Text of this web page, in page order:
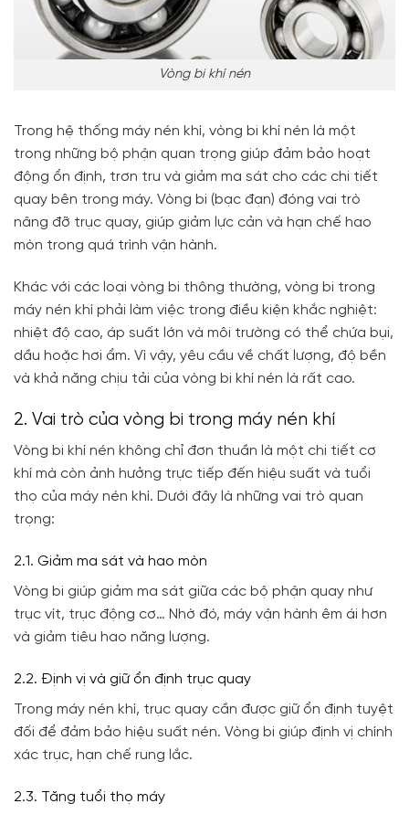
Vòng bi khí nén
Trong hệ thống máy nén khí, vòng bi khí nén là một
trong những bộ phận quan trọng giúp đảm bảo hoạt
động ổn định, trơn tru và giảm ma sát cho các chi tiết
quay bên trong máy. Vòng bi (bạc đạn) đóng vai trò
nâng đỡ trục quay, giúp giảm lực cản và hạn chế hao
mòn trong quá trình vận hành.
Khác với các loại vòng bi thông thường, vòng bi trong
máy nén khí phải làm việc trong điều kiện khắc nghiệt:
nhiệt độ cao, áp suất lớn và môi trường có thể chứa bụi,
dầu hoặc hơi ẩm. Vì vậy, yêu cầu về chất lượng, độ bền
và khả năng chịu tải của vòng bi khí nén là rất cao.
2. Vai trò của vòng bi trong máy nén khí
Vòng bi khí nén không chỉ đơn thuần là một chi tiết cơ
khí mà còn ảnh hưởng trực tiếp đến hiệu suất và tuổi
thọ của máy nén khí. Dưới đây là những vai trò quan
trọng:
2.1. Giảm ma sát và hao mòn
Vòng bi giúp giảm ma sát giữa các bộ phận quay như
trục vít, trục động cơ… Nhờ đó, máy vận hành êm ái hơn
và giảm tiêu hao năng lượng.
2.2. Định vị và giữ ổn định trục quay
Trong máy nén khí, trục quay cần được giữ ổn định tuyệt
đối để đảm bảo hiệu suất nén. Vòng bi giúp định vị chính
xác trục, hạn chế rung lắc.
2.3. Tăng tuổi thọ máy